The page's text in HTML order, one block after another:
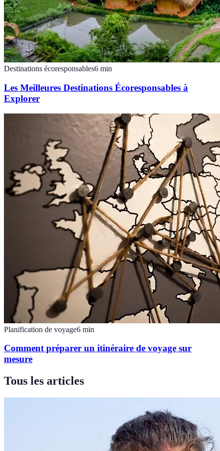
Destinations écoresponsables6 min
Les Meilleures Destinations Écoresponsables à
Explorer
Planification de voyage6 min
Comment préparer un itinéraire de voyage sur
mesure
Tous les articles